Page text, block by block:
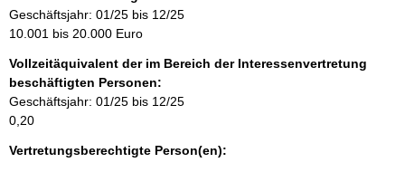
r
m
t
i
o
n
e
Geschäftsjahr: 01/25 bis 12/25
10.001 bis 20.000 Euro
Vollzeitäquivalent der im Bereich der Interessenvertretung
beschäftigten Personen:
Geschäftsjahr: 01/25 bis 12/25
0,20
Vertretungsberechtigte Person(en):